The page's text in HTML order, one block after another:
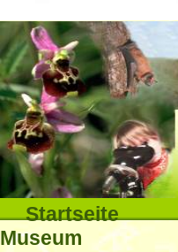
Direkt
zum
Inhalt
|
Direkt
zur
Sektionen
Startseite
Museum
Interna